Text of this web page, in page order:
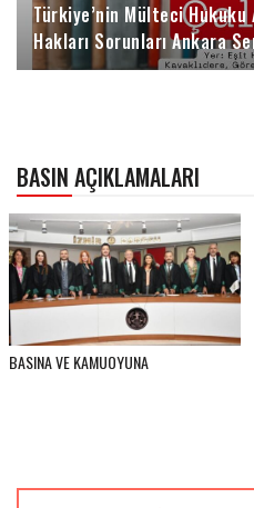
Türkiye’nin Mülteci Hukuku
Hakları Sorunları Ankara
BASIN AÇIKLAMALARI
BASINA VE KAMUOYUNA